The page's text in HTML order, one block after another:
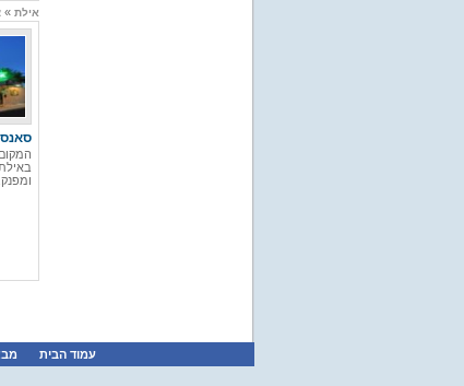
אילת »
עמוד הבית